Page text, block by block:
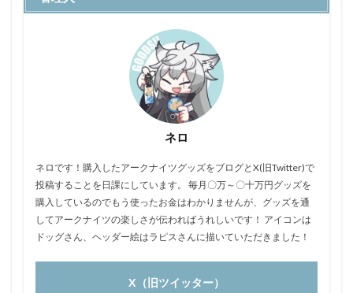
ネロ
ネロです！購入したアークナイツグッズをブログとX(旧Twitter)で
投稿することを日課にしています。 毎月〇万～〇十万円グッズを
購入しているのでもう使ったお金はわかりませんが、グッズを通
してアークナイツの楽しさが伝わればうれしいです！ アイコンは
ドッグさん、ヘッダー絵はラピスさんに描いていただきました！
X（旧ツイッター）